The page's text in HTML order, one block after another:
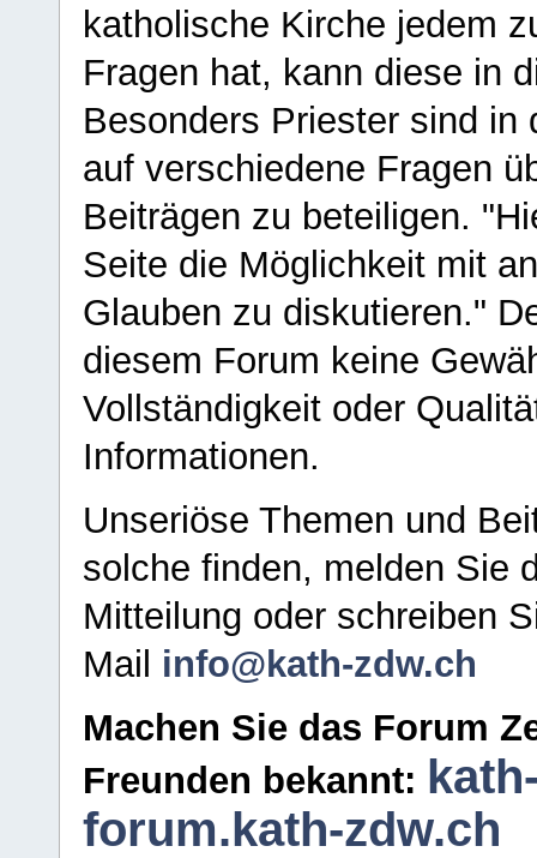
katholische Kirche jedem
Fragen hat, kann diese in
Besonders Priester sind in
auf verschiedene Fragen
Beiträgen zu beteiligen.
Seite die Möglichkeit mit
Glauben zu diskutieren."
diesem Forum keine
Vollständigkeit oder
Informationen.
Unseriöse Themen und
solche finden, melden Sie
Mitteilung oder schreiben
Mail info@kath-zdw.ch
Machen Sie das Forum
Freunden bekannt:
forum.kath-zdw.ch